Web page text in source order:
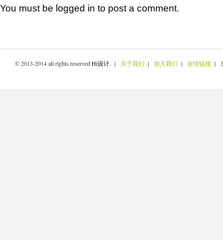
You must be logged in to post a comment.
© 2013-2014 all rights reservedHi设计. | 关于我们 | 加入我们 | 友情链接 |